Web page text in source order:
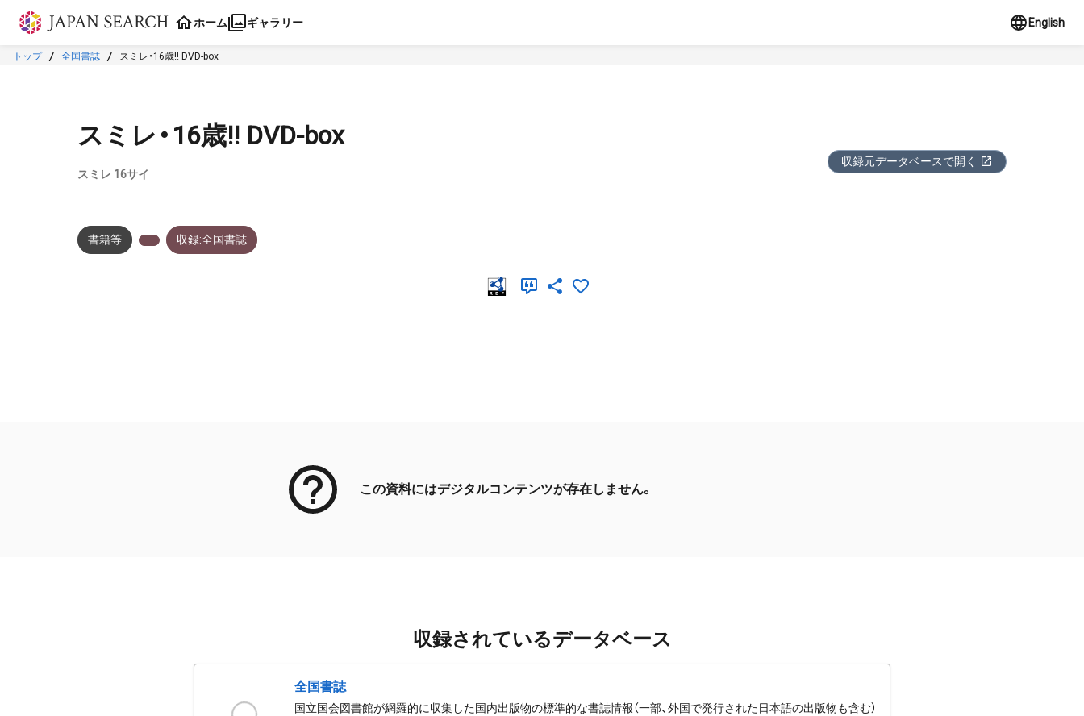
本文に飛ぶ
ホーム ギャラリー English
トップ 全国書誌 スミレ・16歳!! DVD-box
スミレ・16歳!! DVD-box
スミレ 16サイ
収録元データベースで開く
書籍等 収録:全国書誌
この資料にはデジタルコンテンツが存在しません。
収録されているデータベース
全国書誌
国立国会図書館が網羅的に収集した国内出版物の標準的な書誌情報（一部、外国で発行された日本語の出版物も含む）